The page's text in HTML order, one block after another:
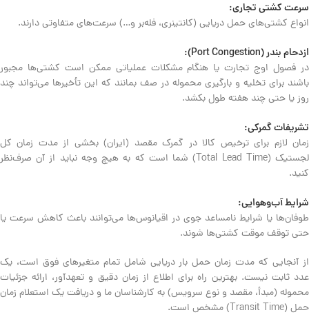
سرعت کشتی تجاری:
انواع کشتی‌های حمل دریایی (کانتینری، فله‌بر و…) سرعت‌های متفاوتی دارند.
ازدحام بندر (Port Congestion):
در فصول اوج تجارت یا هنگام مشکلات عملیاتی ممکن است کشتی‌ها مجبور
باشند برای تخلیه و بارگیری محموله در صف بمانند که این تأخیرها می‌تواند چند
روز یا حتی چند هفته طول بکشد.
تشریفات گمرکی:
زمان لازم برای ترخیص کالا در گمرک مقصد (ایران) بخشی از مدت زمان کل
لجستیک (Total Lead Time) شما است که به هیچ وجه نباید از آن صرف‌نظر
کنید.
شرایط آب‌وهوایی:
طوفان‌ها یا شرایط نامساعد جوی در اقیانوس‌ها می‌توانند باعث کاهش سرعت یا
حتی توقف موقت کشتی‌ها شوند.
از آنجایی که مدت زمان حمل بار دریایی شامل تمام متغیرهای فوق است، یک
عدد ثابت نیست. بهترین راه برای اطلاع از زمان دقیق و تعهدآور، ارائه جزئیات
محموله (مبدأ، مقصد و نوع سرویس) به کارشناسان ما و دریافت یک استعلام زمان
حمل (Transit Time) مشخص است.